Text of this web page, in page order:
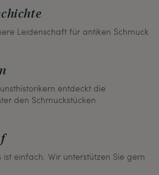
Grund doch einmal
Sie bitte mit uns
umgehend eine
Unabhängig davon können
Monat jeden Artikel
erstatten Ihnen den vollen
Leidenschaft für antiken Schmuck
entdeckt die
den Schmuckstücken
ist einfach. Wir unterstützen Sie gern